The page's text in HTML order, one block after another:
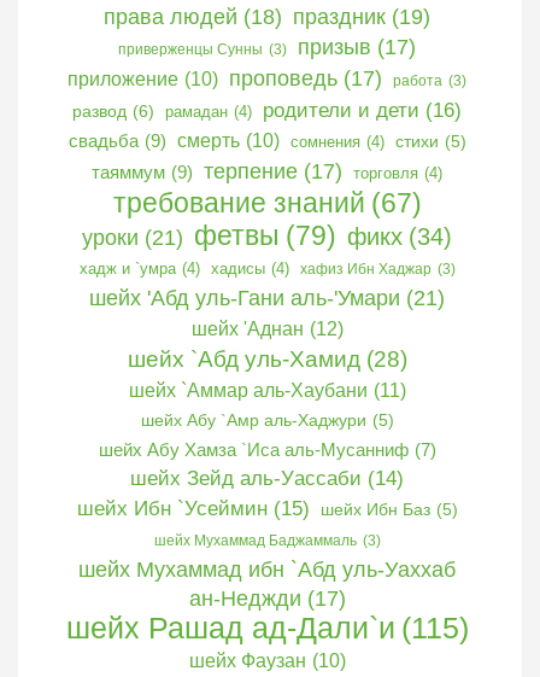
права людей (18) праздник (19)
приверженцы Сунны (3) призыв (17)
приложение (10) проповедь (17) работа (3)
развод (6) рамадан (4) родители и дети (16)
свадьба (9) смерть (10) сомнения (4) стихи (5)
таяммум (9) терпение (17) торговля (4)
требование знаний (67)
уроки (21) фетвы (79) фикх (34)
хадж и `умра (4) хадисы (4) хафиз Ибн Хаджар (3)
шейх 'Абд уль-Гани аль-'Умари (21)
шейх 'Аднан (12)
шейх `Абд уль-Хамид (28)
шейх `Аммар аль-Хаубани (11)
шейх Абу `Амр аль-Хаджури (5)
шейх Абу Хамза `Иса аль-Мусанниф (7)
шейх Зейд аль-Уассаби (14)
шейх Ибн `Усеймин (15) шейх Ибн Баз (5)
шейх Мухаммад Баджаммаль (3)
шейх Мухаммад ибн `Абд уль-Уаххаб
ан-Неджди (17)
шейх Рашад ад-Дали`и (115)
шейх Фаузан (10)